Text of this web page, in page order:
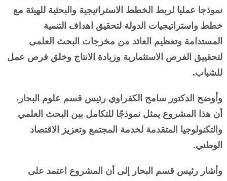
نموذجا عمليا لربط الخطط الاستراتيجية والبحثية للهيئة مع
خطط واستراتيجيات الدولة لتحقيق اهداف التنمية
المستدامة وتعظيم العائد من مخرجات البحث العلمى
لتحقييق الفرص الاستثمارية وزيادة الانتاج وخلق فرص عمل
للشباب.
وأوضح الدكتور سامح الكفراوي رئيس قسم علوم البحار،
أن هذا المشروع يمثل نموذجًا للتكامل بين البحث العلمي
والتكنولوجيا المتقدمة لخدمة المجتمع وتعزيز الاقتصاد
الوطني.
وأشار رئيس قسم البحار إلى أن المشروع اعتمد على